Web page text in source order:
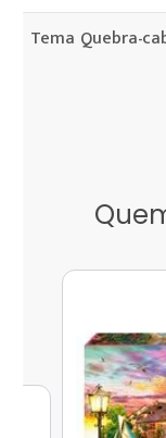
Tema Quebra-